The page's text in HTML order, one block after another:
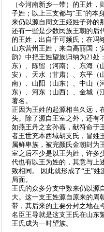
（今河南新乡一带）的王姓
子姓；以上三支都与“王”的本
来仍以源自周文王姬姓子孙的
还有一些是少数民族王朝的后
的王姓，出自于可频氏；在冯
山东营州王姓，来自高丽国；
韵》中把王姓望族归纳为21处
东）、陈留（河南）、东海（
安）、天水（甘肃）、东平（
南）、山阳（山东）、中山（
东）、河东（山西）、金城（
著名。
正因为王姓的起源相当久远，
头。除了源自王室之外，还有
如燕王丹之玄孙嘉，献符命于
者王世充本西域胡支氏，冒姓
属鲜卑族，被完颜氏金朝封为
室之后不少是以王为姓，许多
代也有以王为姓的，其意与上
致相同。 因此就形成了“王”
局面。
王氏的众多分支中数来仍以源
大。这一支王姓源自原来的周
带，其后来的主要分封之地在
名臣王导就是这支王氏在山东
王氏成为一时望族。